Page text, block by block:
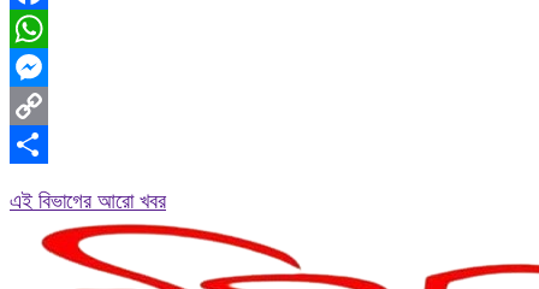
Facebook
WhatsApp
Messenger
Copy
এই বিভাগের আরো খবর